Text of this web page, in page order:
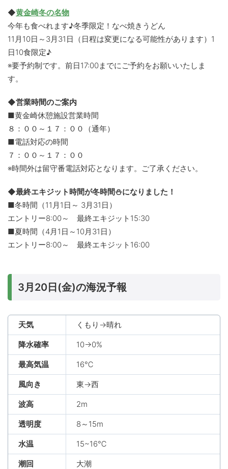
◆黄金崎冬の名物
今年も食べれます♪冬季限定！なべ焼きうどん
11月10日～3月31日（日程は変更になる可能性があります）1
日10食限定♪
※要予約制です。前日17:00までにご予約をお願いいたしま
す。
◆営業時間のご案内
■黄金崎休憩施設営業時間
８：００～１７：００（通年）
■電話対応の時間
７：００～１７：００
※時間外は留守番電話対応となります。ご了承ください。
◆最終エキジット時間が冬時間⛄になりました！
■冬時間（11月1日～ 3月31日）
エントリー8:00～ 最終エキジット15:30
■夏時間（4月1日～10月31日）
エントリー8:00～ 最終エキジット16:00
3月20日(金)の海況予報
天気 くもり→晴れ
降水確率 10→0%
最高気温 16℃
風向き 東→西
波高 2m
透明度 8～15m
水温 15~16℃
潮回 大潮